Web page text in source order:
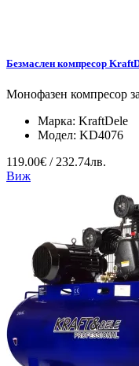
Безмаслен компресор
Монофазен компресор
Марка: KraftDele
Модел: KD4076
119.00€ / 232.74лв.
Виж